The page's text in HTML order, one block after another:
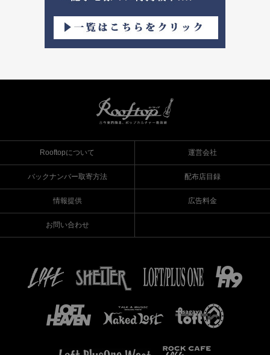
Rooftopについて 運営会社
バックナンバー取寄方法 配布店目録
情報提供 広告料金
お問い合わせ